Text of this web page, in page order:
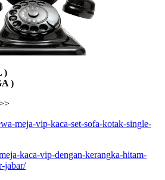
)
)
meja-vip-kaca-set-sofa-kotak-single-
kaca-vip-dengan-kerangka-hitam-
jabar/